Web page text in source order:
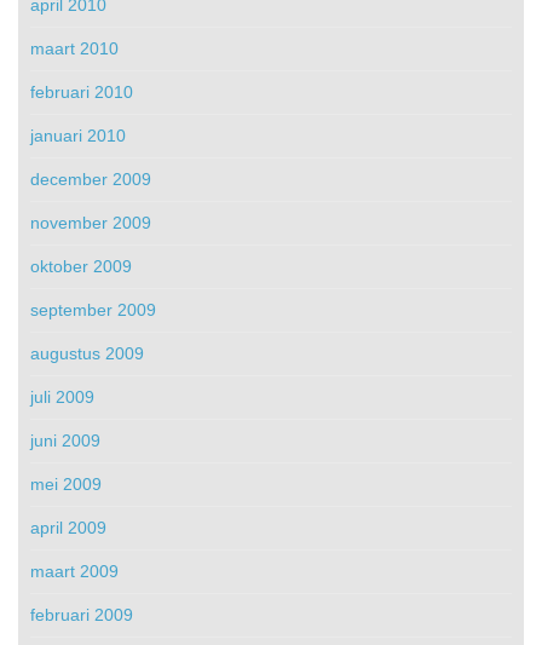
april 2010
maart 2010
februari 2010
januari 2010
december 2009
november 2009
oktober 2009
september 2009
augustus 2009
juli 2009
juni 2009
mei 2009
april 2009
maart 2009
februari 2009